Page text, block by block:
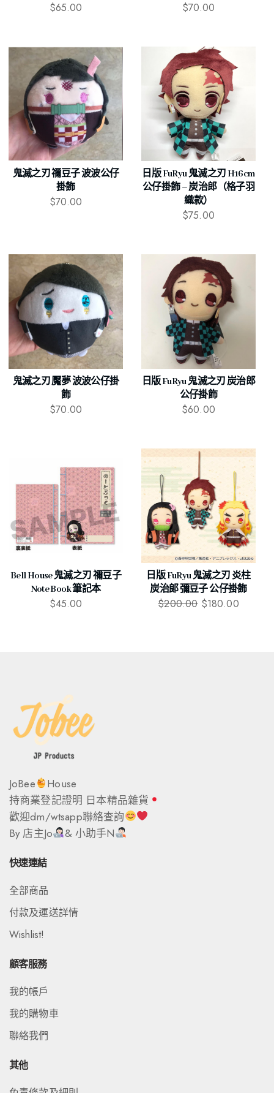
$65.00 $70.00
鬼滅之刃 禰豆子 波波公仔
掛飾
$70.00
日版 FuRyu 鬼滅之刃 H16cm
公仔掛飾 – 炭治郎（格子羽
織款）
$75.00
鬼滅之刃 魘夢 波波公仔掛
飾
$70.00
日版 FuRyu 鬼滅之刃 炭治郎
公仔掛飾
$60.00
Bell House 鬼滅之刃 禰豆子
Note Book 筆記本
$45.00
日版 FuRyu 鬼滅之刃 炎柱
炭治郞 彌豆子 公仔掛飾
$200.00 $180.00
JoBee
House
持商業登記證明 日本精品雜貨
歡迎dm/wtsapp聯絡查詢
By 店主Jo
& 小助手N
快速連結
全部商品
付款及運送詳情
Wishlist!
顧客服務
我的帳戶
我的購物車
聯絡我們
其他